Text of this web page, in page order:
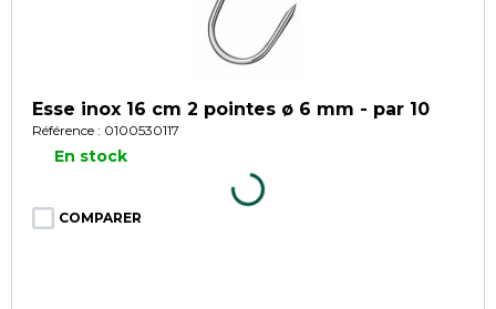
Esse inox 16 cm 2 pointes ø 6 mm - par 10
Référence : 0100530117
En stock
COMPARER